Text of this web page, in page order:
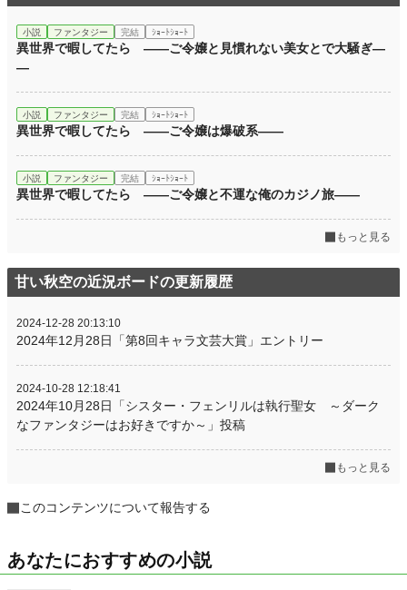
小説 ファンタジー 完結 ｼｮｰﾄｼｮｰﾄ
異世界で暇してたら ――ご令嬢と見慣れない美女とで大騒ぎ―
―
小説 ファンタジー 完結 ｼｮｰﾄｼｮｰﾄ
異世界で暇してたら ――ご令嬢は爆破系――
小説 ファンタジー 完結 ｼｮｰﾄｼｮｰﾄ
異世界で暇してたら ――ご令嬢と不運な俺のカジノ旅――
もっと見る
甘い秋空の近況ボードの更新履歴
2024-12-28 20:13:10
2024年12月28日「第8回キャラ文芸大賞」エントリー
2024-10-28 12:18:41
2024年10月28日「シスター・フェンリルは執行聖女 ～ダーク
なファンタジーはお好きですか～」投稿
もっと見る
このコンテンツについて報告する
あなたにおすすめの小説